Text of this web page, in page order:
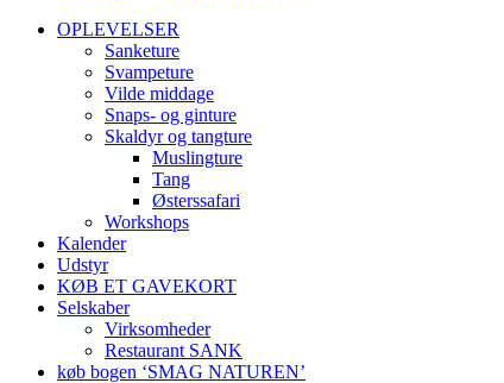
OPLEVELSER
Sanketure
Svampeture
Vilde middage
Snaps- og ginture
Skaldyr og tangture
Muslingture
Tang
Østerssafari
Workshops
Kalender
Udstyr
KØB ET GAVEKORT
Selskaber
Virksomheder
Restaurant SANK
køb bogen ‘SMAG NATUREN’